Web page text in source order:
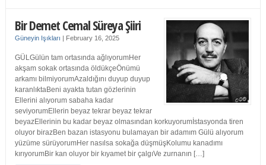
Bir Demet Cemal Süreya Şiiri
Güneyin Işıkları | February 16, 2025
GÜLGülün tam ortasında ağlıyorumHer
akşam sokak ortasında öldükçeÖnümü
arkamı bilmiyorumAzaldığını duyup duyup
karanlıktaBeni ayakta tutan gözlerinin
Ellerini alıyorum sabaha kadar
seviyorumEllerin beyaz tekrar beyaz tekrar
beyazEllerinin bu kadar beyaz olmasından korkuyorumİstasyonda tiren
oluyor birazBen bazan istasyonu bulamayan bir adamım Gülü alıyorum
yüzüme sürüyorumHer nasılsa sokağa düşmüşKolumu kanadımı
kırıyorumBir kan oluyor bir kıyamet bir çalgıVe zurnanın […]